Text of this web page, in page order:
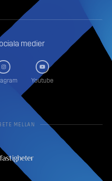
medier
Youtube
MELLAN